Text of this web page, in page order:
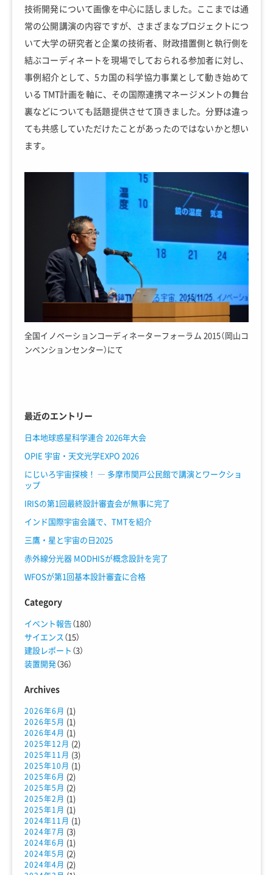
技術開発について画像を中心に話しました。ここまでは通
常の公開講演の内容ですが、さまざまなプロジェクトにつ
いて大学の研究者と企業の技術者、財政措置側と執行側を
結ぶコーディネートを現場でしておられる参加者に対し、
事例紹介として、5カ国の科学協力事業として動き始めて
いる TMT計画を軸に、その国際連携マネージメントの舞台
裏などについても話題提供させて頂きました。分野は違っ
ても共感していただけたことがあったのではないかと想い
ます。
全国イノベーションコーディネーターフォーラム 2015（岡山コ
ンベンションセンター）にて
最近のエントリー
日本地球惑星科学連合 2026年大会
OPIE 宇宙・天文光学EXPO 2026
にじいろ宇宙探検！ ― 多摩市関戸公民館で講演とワークショ
ップ
IRISの第1回最終設計審査会が無事に完了
インド国際宇宙会議で、TMTを紹介
三鷹・星と宇宙の日2025
赤外線分光器 MODHISが概念設計を完了
WFOSが第1回基本設計審査に合格
Category
イベント報告（180）
サイエンス （15）
建設レポート （3）
装置開発（36）
Archives
2026年6月 (1)
2026年5月 (1)
2026年4月 (1)
2025年12月 (2)
2025年11月 (3)
2025年10月 (1)
2025年6月 (2)
2025年5月 (2)
2025年2月 (1)
2025年1月 (1)
2024年11月 (1)
2024年7月 (3)
2024年6月 (1)
2024年5月 (2)
2024年4月 (2)